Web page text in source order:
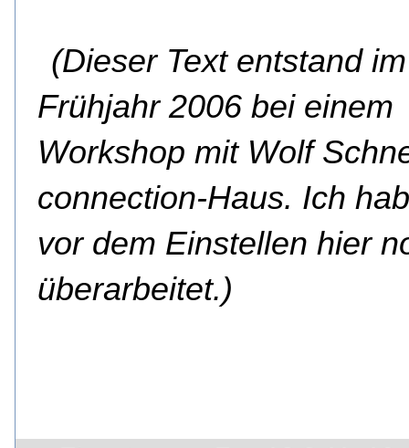
(Dieser Text entstand im
Frühjahr 2006 bei einem
Workshop mit Wolf
connection-Haus. Ich
vor dem Einstellen hier
überarbeitet.)